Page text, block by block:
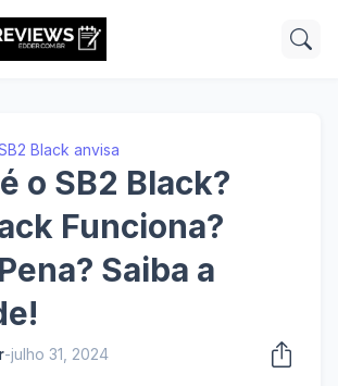
Black anvisa
o SB2 Black?
Funciona?
Saiba a
-julho 31, 2024